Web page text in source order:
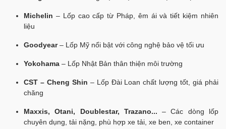
Michelin – Lốp cao cấp từ Pháp, êm ái và tiết kiệm nhiên
liệu
Goodyear– Lốp Mỹ nổi bật với công nghệ bảo vệ tối ưu
Yokohama – Lốp Nhật Bản thân thiện môi trường
CST – Cheng Shin – Lốp Đài Loan chất lượng tốt, giá phải
chăng
Maxxis, Otani, Doublestar, Trazano... – Các dòng lốp
chuyên dụng, tải nặng, phù hợp xe tải, xe ben, xe container